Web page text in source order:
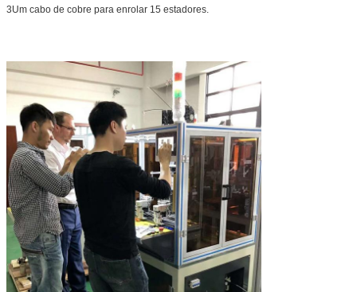
3Um cabo de cobre para enrolar 15 estadores.